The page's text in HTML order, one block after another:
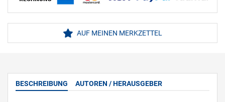
AUF MEINEN MERKZETTEL
BESCHREIBUNG AUTOREN / HERAUSGEBER